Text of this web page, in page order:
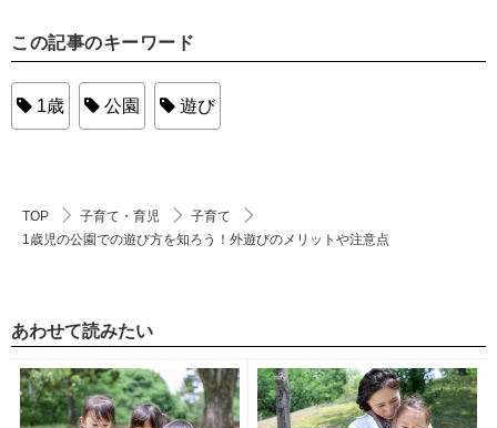
この記事のキーワード
1歳 公園 遊び
TOP 子育て・育児
子育て
1歳児の公園での遊び方を知ろう！外遊びのメリットや注意点
あわせて読みたい